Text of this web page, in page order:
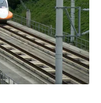
部發展不均」為訴
需求評估程序之
院遵守憲政體制，
相關資料和研究結
地居民參與環評過